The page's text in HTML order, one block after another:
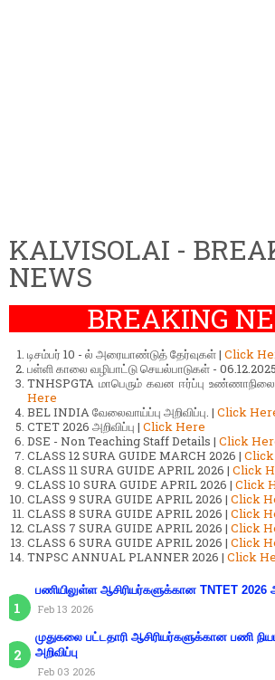
KALVISOLAI -
NEWS
BREAKING
டிசம்பர் 10 - ல் அரையாண்டுத் தேர்வுகள் | Click
பள்ளி காலை வழிபாட்டு செயல்பாடுகள் -
TNHSPGTA மாபெரும் கவன ஈர்ப்பு
Here
BEL INDIA வேலைவாய்ப்பு அறிவிப்பு. | Click
CTET 2026 அறிவிப்பு | Click Here
DSE - Non Teaching Staff Details | Click
CLASS 12 SURA GUIDE MARCH 2026 |
CLASS 11 SURA GUIDE APRIL 2026 | Click
CLASS 10 SURA GUIDE APRIL 2026 | Click
CLASS 9 SURA GUIDE APRIL 2026 | Click
CLASS 8 SURA GUIDE APRIL 2026 | Click
CLASS 7 SURA GUIDE APRIL 2026 | Click
CLASS 6 SURA GUIDE APRIL 2026 | Click
TNPSC ANNUAL PLANNER 2026 | Click
பணியிலுள்ள ஆசிரியர்களுக்கான TNTET 2026
Feb 13 2026
முதுகலை பட்டதாரி ஆசிரியர்களுக்கான பணி
அறிவிப்பு
Feb 03 2026